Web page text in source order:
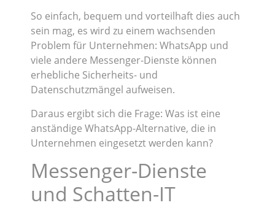
So einfach, bequem und vorteilhaft dies auch
sein mag, es wird zu einem wachsenden
Problem für Unternehmen: WhatsApp und
viele andere Messenger-Dienste können
erhebliche Sicherheits- und
Datenschutzmängel aufweisen.
Daraus ergibt sich die Frage: Was ist eine
anständige WhatsApp-Alternative, die in
Unternehmen eingesetzt werden kann?
Messenger-Dienste
und Schatten-IT